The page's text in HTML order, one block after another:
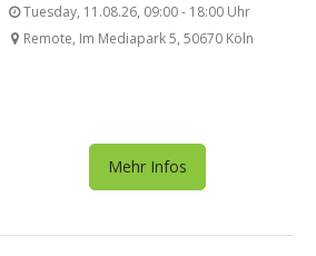
Tuesday, 11.08.26, 09:00 - 18:00 Uhr
Remote, Im Mediapark 5, 50670 Köln
Mehr Infos